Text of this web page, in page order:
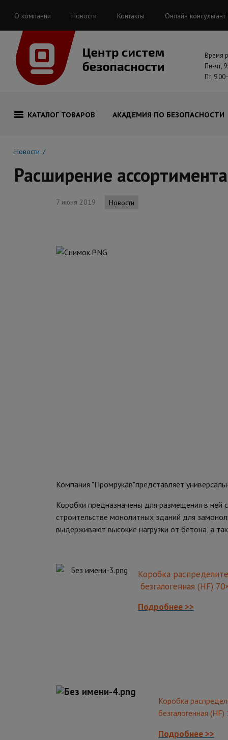
О компании Новости Контакты Онлайн консультант
Время
Пн-чт,
Пт,
КАТАЛОГ ТОВАРОВ АКАДЕМИЯ ПО БЕЗОПАСНОСТИ
Новости
Расширение
7 июня 2019 Новости
Компания "Промрукав"представляет
Коробки предназначены для размещения в ней
строительстве монолитных зданий для
выдерживают высокие нагрузки от бетона, а
Коробка
безгалогенная (HF)
Подробнее >>
Коробка
безгалогенная
Подробнее >>